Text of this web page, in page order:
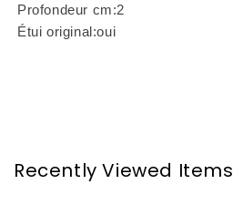
Profondeur cm:2
Étui original:oui
Recently Viewed Items